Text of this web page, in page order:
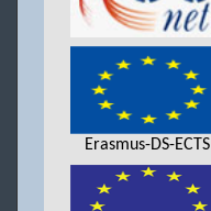
Erasmus-DS-ECTS